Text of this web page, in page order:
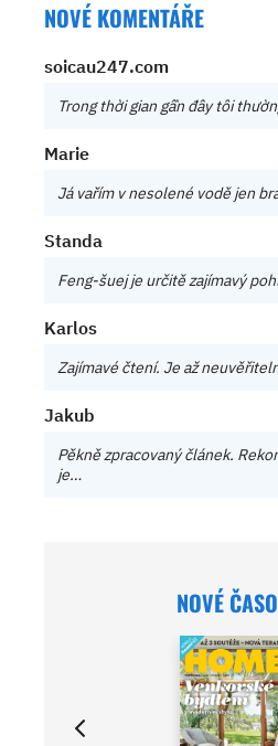
NOVÉ KOMENTÁŘE
soicau247.com
Trong thời gian gần đây tôi
Marie
Já vařím v nesolené vodě jen
Standa
Feng-šuej je určitě zajímavý
Karlos
Zajímavé čtení. Je až
Jakub
Pěkně zpracovaný článek.
je…
NOVÉ